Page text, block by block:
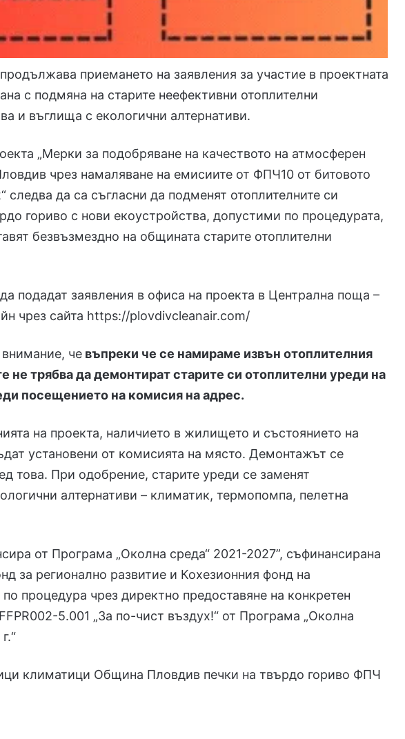
приемането на заявления за участие в проектната
с подмяна на старите неефективни отоплителни
и въглища с екологични алтернативи.
„Мерки за подобряване на качеството на атмосферен
чрез намаляване на емисиите от ФПЧ10 от битовото
следва да са съгласни да подменят отоплителните си
гориво с нови екоустройства, допустими по процедурата,
безвъзмездно на общината старите отоплителни
подадат заявления в офиса на проекта в Централна поща –
чрез сайта https://plovdivcleanair.com/
че въпреки че се намираме извън отоплителния
не трябва да демонтират старите си отоплителни уреди на
посещението на комисия на адрес.
на проекта, наличието в жилището и състоянието на
установени от комисията на място. Демонтажът се
това. При одобрение, старите уреди се заменят
алтернативи – климатик, термопомпа, пелетна
от Програма „Околна среда“ 2021-2027”, съфинансирана
за регионално развитие и Кохезионния фонд на
процедура чрез директно предоставяне на конкретен
5.001 „За по-чист въздух!“ от Програма „Околна
климатици Община Пловдив печки на твърдо гориво ФПЧ